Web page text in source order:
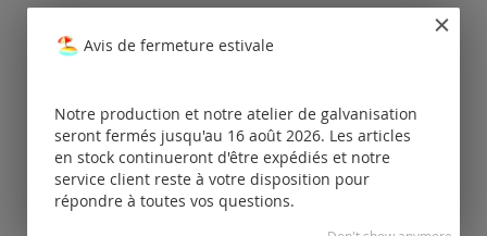
Avis de fermeture estivale
Notre production et notre atelier de galvanisation
seront fermés jusqu'au 16 août 2026. Les articles
en stock continueront d'être expédiés et notre
service client reste à votre disposition pour
répondre à toutes vos questions.